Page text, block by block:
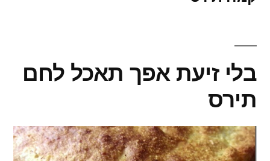
בלי זיעת אפך תאכל לחם
תירס